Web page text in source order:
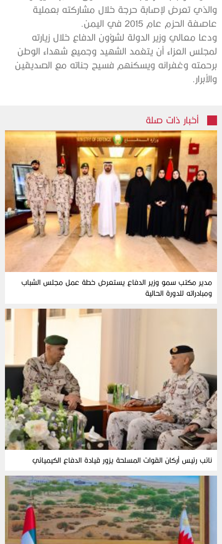
والذي تعرض لإصابة حرجة خلال مشاركته بعملية
عاصفة الحزم عام 2015 في اليمن.
‏ودعا معالي وزير الدولة لشؤون الدفاع خلال زيارته
لمجلس العزاء أن يتغمد الشهيد وجميع شهداء الوطن
برحمته وغفرانه ويسكنهم فسيح جناته مع الصديقين
والأبرار.
أخبار ذات صلة
مدير مكتب سمو وزير الدفاع يستعرض خطة عمل مجلس الشباب
ومبادراته للدورة الحالية
نائب رئيس أركان القوات المسلحة يزور قيادة الدفاع الكيميائي